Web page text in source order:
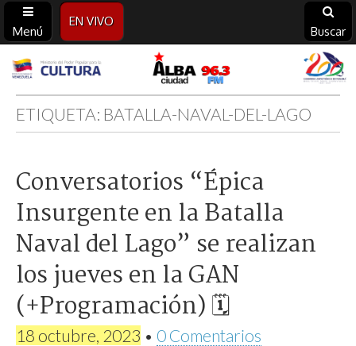
Menú
EN VIVO
Buscar
Alba
Ciudad
96.3
FM
ETIQUETA: BATALLA-NAVAL-DEL-LAGO
Conversatorios “Épica
Insurgente en la Batalla
Naval del Lago” se realizan
los jueves en la GAN
(+Programación) 🗓
18 octubre, 2023 • 0 Comentarios